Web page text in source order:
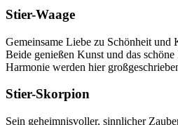
Stier-Waage
Gemeinsame Liebe zu Schönheit und
Beide genießen Kunst und das
Harmonie werden hier
Stier-Skorpion
Sein geheimnisvoller, sinnlicher